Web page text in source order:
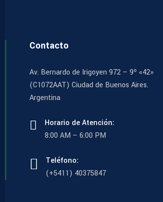
Contacto
Av. Bernardo de Irigoyen 972 – 9º «42»
(C1072AAT) Ciudad de Buenos Aires.
Argentina
Horario de Atención:
8:00 AM – 6:00 PM
Teléfono:
(+5411) 40375847